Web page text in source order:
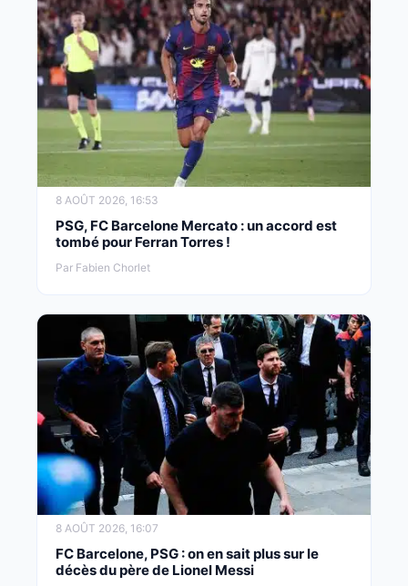
8 AOÛT 2026, 16:53
PSG, FC Barcelone Mercato : un accord est
tombé pour Ferran Torres !
Par Fabien Chorlet
8 AOÛT 2026, 16:07
FC Barcelone, PSG : on en sait plus sur le
décès du père de Lionel Messi